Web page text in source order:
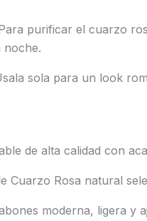
purificar el cuarzo
noche.
sola para un look
de alta calidad con
Cuarzo Rosa natural
moderna, ligera y